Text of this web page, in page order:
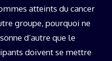
atteints du cancer
groupe, pourquoi ne
d’autre que le
doivent se mettre